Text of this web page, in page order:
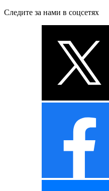
Следите за нами в соцсетях